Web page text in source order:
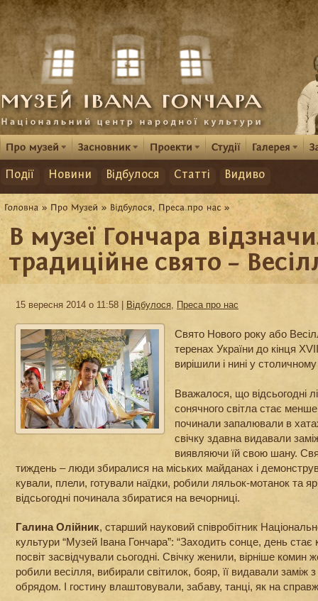
Події Новини Відбулося Статті Видиво
В музеї Гончара
традиційне свято –
15 вересня 2014 о 11:58 | Відбулося, Преса про нас
Свято Нового року або
теренах України до кінця
вирішили і нині у
Вважалося, що відсьогодні
сонячного світла стає
починали запалювали в
свічку здавна видавали
виявляючи їй свою шану.
тиждень – люди збиралися на міських майданах і
кували, плели, готували наїдки, робили ляльок-мотанок та
відсьогодні починала збиратися на вечорниці.
Галина Олійник, старший науковий співробітник
культури “Музей Івана Гончара”: “Заходить сонце, день
посвіт засвідчували сьогодні. Свічку женили, вірніше комин
робили весілля, вибирали світилок, бояр, її видавали заміж
обрядом. І гостину влаштовували, забаву, танці, як на